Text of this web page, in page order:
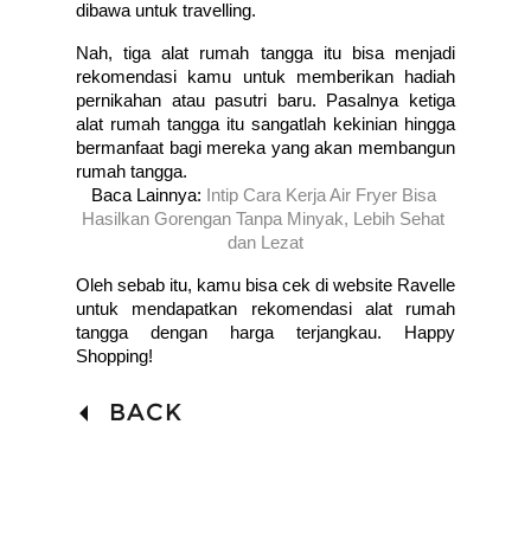
dibawa untuk travelling.
Nah, tiga alat rumah tangga itu bisa menjadi
rekomendasi kamu untuk memberikan hadiah
pernikahan atau pasutri baru. Pasalnya ketiga
alat rumah tangga itu sangatlah kekinian hingga
bermanfaat bagi mereka yang akan membangun
rumah tangga.
Baca Lainnya:
Intip Cara Kerja Air Fryer Bisa
Hasilkan Gorengan Tanpa Minyak, Lebih Sehat
dan Lezat
Oleh sebab itu, kamu bisa cek di website Ravelle
untuk mendapatkan rekomendasi alat rumah
tangga dengan harga terjangkau. Happy
Shopping!
BACK